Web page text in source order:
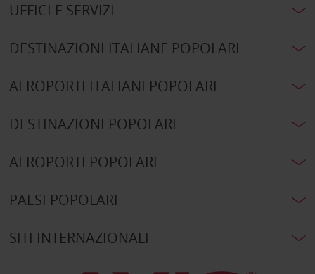
UFFICI E SERVIZI
DESTINAZIONI ITALIANE POPOLARI
AEROPORTI ITALIANI POPOLARI
DESTINAZIONI POPOLARI
AEROPORTI POPOLARI
PAESI POPOLARI
SITI INTERNAZIONALI